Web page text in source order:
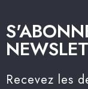
Recevez les